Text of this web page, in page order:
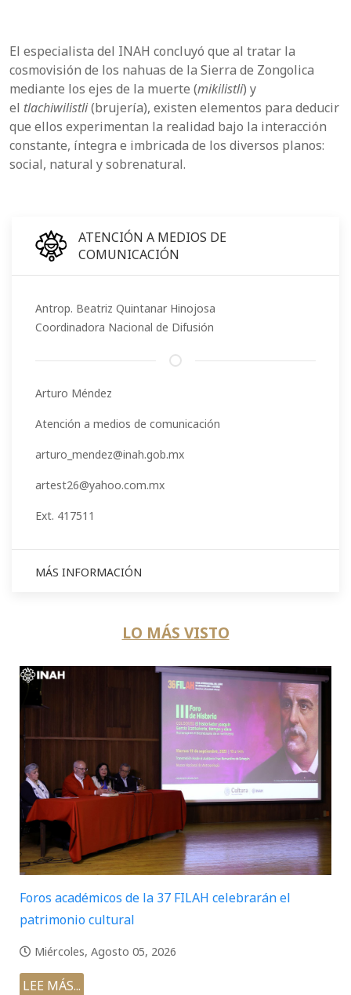
El especialista del INAH concluyó que al tratar la
cosmovisión de los nahuas de la Sierra de Zongolica
mediante los ejes de la muerte (mikilistli) y
el tlachiwilistli(brujería), existen elementos para deducir
que ellos experimentan la realidad bajo la interacción
constante, íntegra e imbricada de los diversos planos:
social, natural y sobrenatural.
ATENCIÓN A MEDIOS DE
COMUNICACIÓN
Antrop. Beatriz Quintanar Hinojosa
Coordinadora Nacional de Difusión
Arturo Méndez
Atención a medios de comunicación
arturo_mendez@inah.gob.mx
artest26@yahoo.com.mx
Ext. 417511
MÁS INFORMACIÓN
LO MÁS VISTO
Foros académicos de la 37 FILAH celebrarán el
patrimonio cultural
Miércoles, Agosto 05, 2026
LEE MÁS...